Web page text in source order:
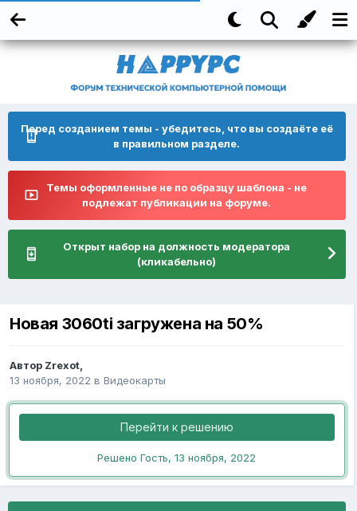
Перед созданием темы - убедитесь, что вы создаёте её
в правильном разделе.
Темы оформленные не по образцу шаблона - не
подлежат публикации на форуме.
Открыт набор на должность модератора
(кликабельно)
Новая 3060ti загружена на 50%
Автор Zrexot,
13 ноября, 2022 в Видеокарты
Перейти к решению
Решено Гость,13 ноября, 2022